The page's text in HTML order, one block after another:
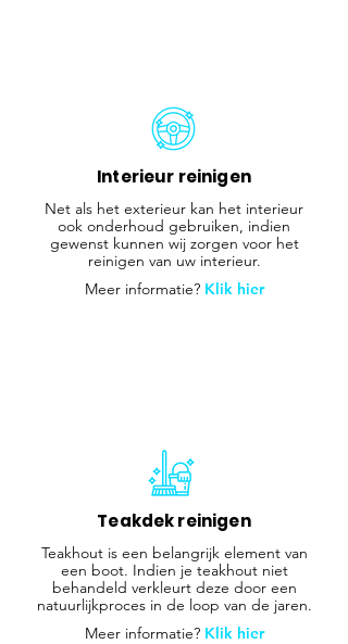
Interieur reinigen
Net als het exterieur kan het interieur
ook onderhoud gebruiken, indien
gewenst kunnen wij zorgen voor het
reinigen van uw interieur.
Meer informatie? Klik hier
Teakdek reinigen
Teakhout is een belangrijk element van
een boot. Indien je teakhout niet
behandeld verkleurt deze door een
natuurlijkproces in de loop van de jaren.
Meer informatie? Klik hier